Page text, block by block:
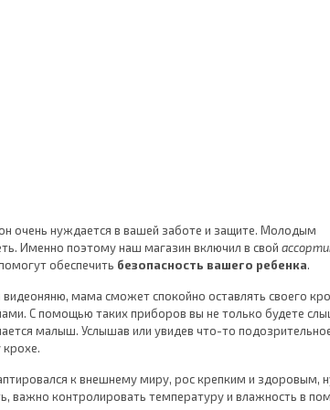
очень нуждается в вашей заботе и защите. Молодым
Именно поэтому наш магазин включил в свой
обеспечить безопасность вашего ребенка.
мама сможет спокойно оставлять своего
С помощью таких приборов вы не только будете
малыш. Услышав или увидев что-то
к внешнему миру, рос крепким и здоровым,
важно контролировать температуру и влажность в